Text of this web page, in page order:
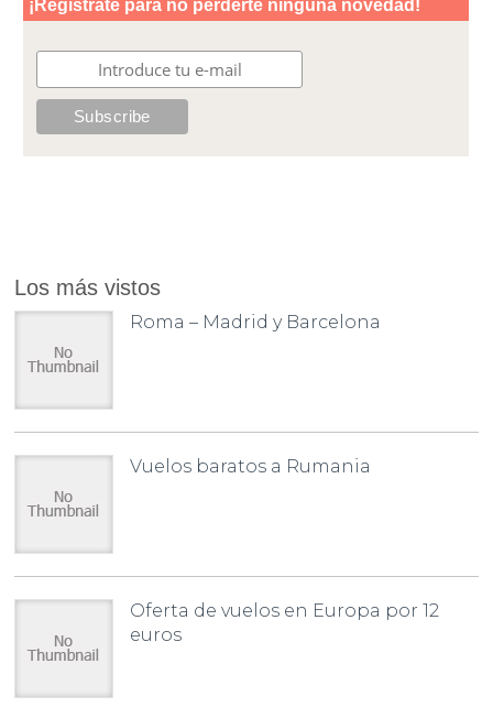
Los más vistos
Roma – Madrid y Barcelona
Vuelos baratos a Rumania
Oferta de vuelos en Europa por 12
euros